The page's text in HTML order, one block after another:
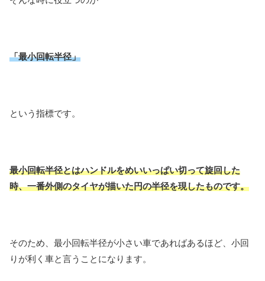
「最小回転半径」
という指標です。
最小回転半径とはハンドルをめいいっぱい切って旋回した
時、一番外側のタイヤが描いた円の半径を現したものです。
そのため、最小回転半径が小さい車であればあるほど、小回
りが利く車と言うことになります。